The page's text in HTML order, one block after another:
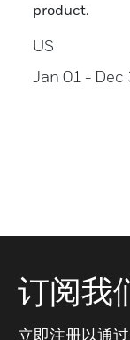
product.
US
Jan 01 - Dec
订阅我
立即注册以通